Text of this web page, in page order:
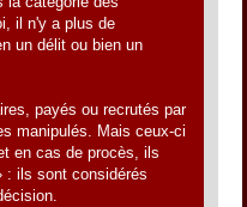
il n'y a plus de
un délit ou bien un
payés ou recrutés par
manipulés. Mais ceux-ci
en cas de procès, ils
: ils sont considérés